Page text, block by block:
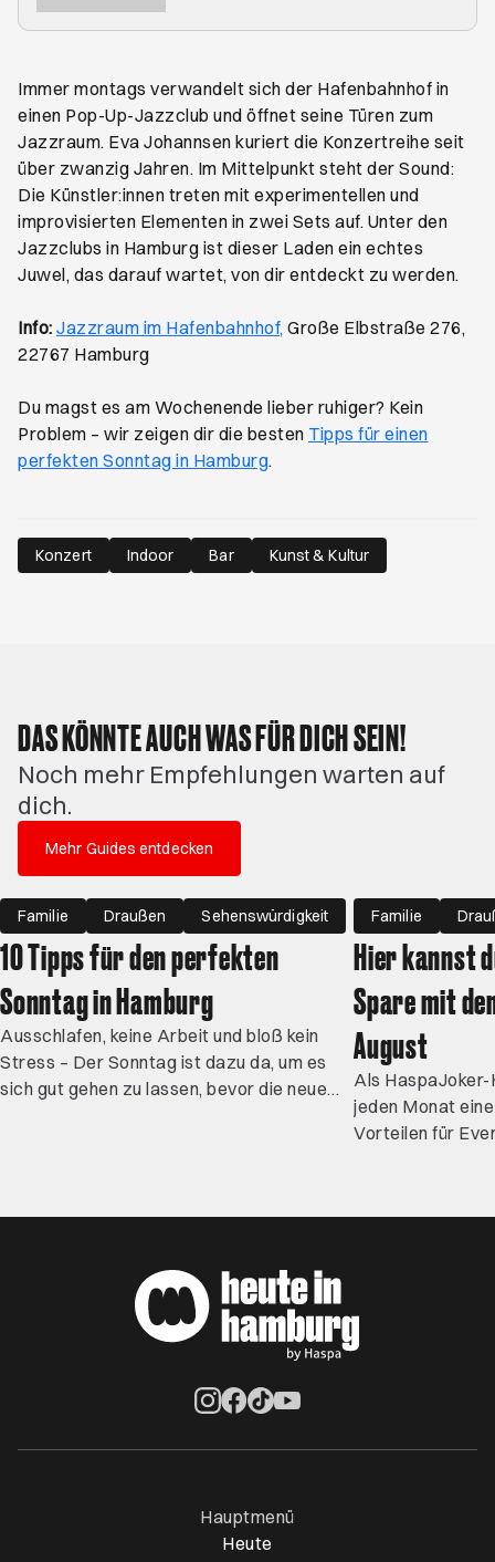
Immer montags verwandelt sich der Hafenbahnhof in
einen Pop-Up-Jazzclub und öffnet seine Türen zum
Jazzraum. Eva Johannsen kuriert die Konzertreihe seit
über zwanzig Jahren. Im Mittelpunkt steht der Sound:
Die Künstler:innen treten mit experimentellen und
improvisierten Elementen in zwei Sets auf. Unter den
Jazzclubs in Hamburg ist dieser Laden ein echtes
Juwel, das darauf wartet, von dir entdeckt zu werden.
Info: Jazzraum im Hafenbahnhof, Öffnet ein neues
Große Elbstraße 276,
22767 Hamburg
Du magst es am Wochenende lieber ruhiger? Kein
Problem – wir zeigen dir die besten Tipps für einen
perfekten Sonntag in Hamburg.
Konzert Indoor Bar Kunst & Kultur
DAS KÖNNTE AUCH WAS FÜR DICH SEIN!
Noch mehr Empfehlungen warten auf
dich.
Mehr Guides entdecken
Familie Draußen Sehenswürdigkeit
10 Tipps für den perfekten
Sonntag in Hamburg
Ausschlafen, keine Arbeit und bloß kein
Stress – Der Sonntag ist dazu da, um es
sich gut gehen zu lassen, bevor die neue
Familie
Hier kannst
Spare mit
August
Als
jeden Monat
Vorteilen für
Hauptmenü
Heute